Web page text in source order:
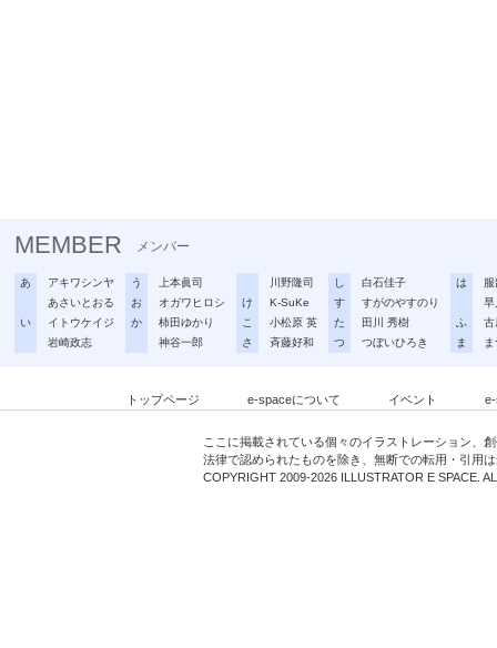
MEMBER メンバー
あ
アキワシンヤ
あさいとおる
い
イトウケイジ
岩崎政志
う
上本眞司
お
オガワヒロシ
か
柿田ゆかり
神谷一郎
川野隆司
け
K-SuKe
こ
小松原 英
さ
斉藤好和
し
白石佳子
す
すがのやすのり
た
田川 秀樹
つ
つぼいひろき
は
早
ふ
古
ま
トップページ e-spaceについて イベント
ここに掲載されている個々のイラストレーション、
法律で認められたものを除き、無断での転用・引用
COPYRIGHT 2009-2026 ILLUSTRATOR E SPACE.